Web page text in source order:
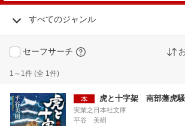
すべてのジャンル
セーフサーチ
1～1件 (全 1件)
虎と十字架 南部藩虎
実業之日本社文庫
平谷 美樹